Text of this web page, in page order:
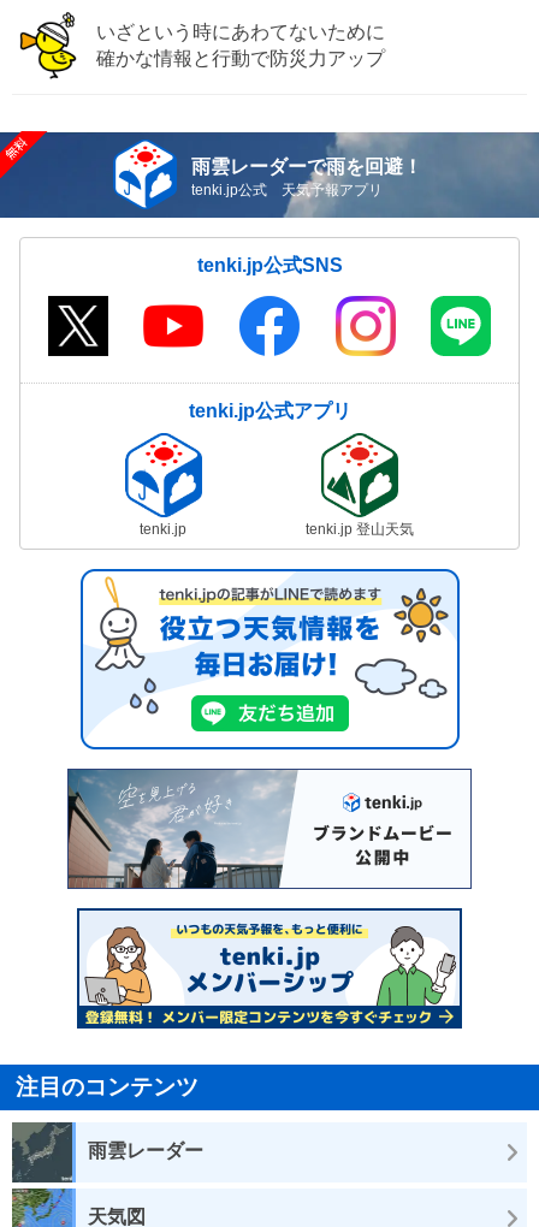
いざという時にあわてないために
確かな情報と行動で防災力アップ
雨雲レーダーで雨を回避！
tenki.jp公式 天気予報アプリ
tenki.jp公式SNS
tenki.jp公式アプリ
tenki.jp tenki.jp 登山天気
注目のコンテンツ
雨雲レーダー
天気図